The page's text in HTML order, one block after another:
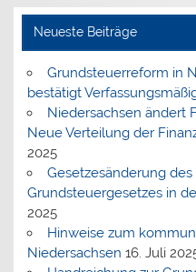
Neueste Beiträge
Grundsteuerreform in
bestätigt
Niedersachsen ändert
Neue Verteilung der
2025
Gesetzesänderung
Grundsteuergesetzes in
2025
Hinweise zum
Niedersachsen 16. Juli